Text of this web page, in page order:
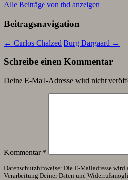
Alle Beiträge von thd anzeigen →
Beitragsnavigation
← Curlos Chalzed Burg Dargaard →
Schreibe einen Kommentar
Deine E-Mail-Adresse wird nicht
Kommentar *
Datenschutzhinweise: Die E-Mailadresse
Verarbeitung Deiner Daten und